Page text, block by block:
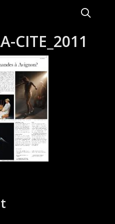
CITE_2011